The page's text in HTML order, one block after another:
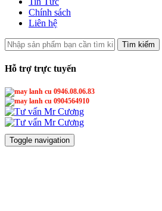
Chính sách
Liên hệ
Tìm kiếm
Hỗ trợ trực tuyến
0946.08.06.83
0904564910
Mr Cương
Mr Cương
Toggle navigation